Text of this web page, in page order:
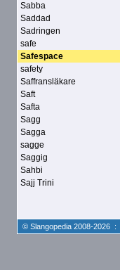
Sabba
Saddad
Sadringen
safe
Safespace
safety
Saffransläkare
Saft
Safta
Sagg
Sagga
sagge
Saggig
Sahbi
Sajj Trini
© Slangopedia 2008-2026 :